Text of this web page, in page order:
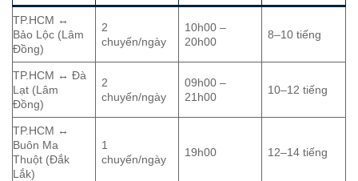
TP.HCM ↔
Bảo Lộc (Lâm
Đồng)
2
chuyến/ngày
10h00 –
20h00
8–10 tiếng
TP.HCM ↔ Đà
Lạt (Lâm
Đồng)
2
chuyến/ngày
09h00 –
21h00
10–12 tiếng
TP.HCM ↔
Buôn Ma
Thuột (Đắk
Lắk)
1
chuyến/ngày
19h00 12–14 tiếng